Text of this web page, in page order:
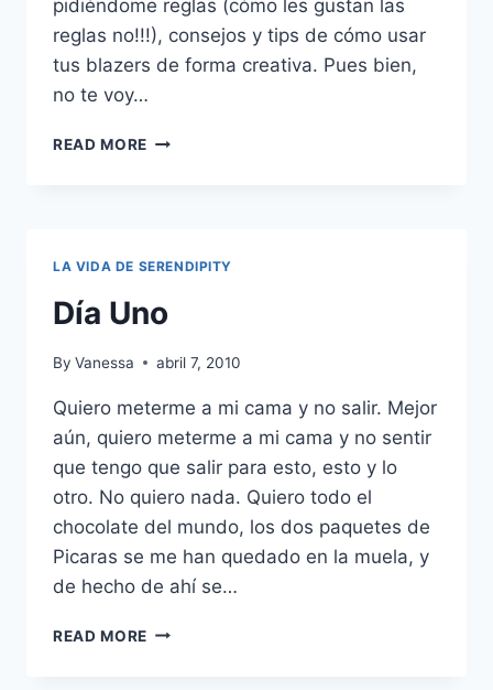
pidiéndome reglas (cómo les gustan las
reglas no!!!), consejos y tips de cómo usar
tus blazers de forma creativa. Pues bien,
no te voy…
READ MORE USOS
LA VIDA DE SERENDIPITY
Día Uno
By Vanessa abril 7, 2010
Quiero meterme a mi cama y no salir. Mejor
aún, quiero meterme a mi cama y no sentir
que tengo que salir para esto, esto y lo
otro. No quiero nada. Quiero todo el
chocolate del mundo, los dos paquetes de
Picaras se me han quedado en la muela, y
de hecho de ahí se…
READ MORE DÍA